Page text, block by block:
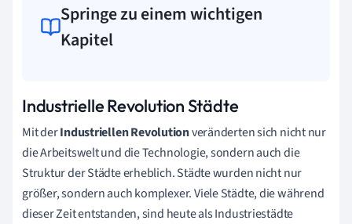
Springe zu einem wichtigen
Kapitel
Industrielle Revolution Städte
Mit derIndustriellen Revolutionveränderten sich nicht nur
die Arbeitswelt und die Technologie, sondern auch die
Struktur der Städte erheblich. Städte wurden nicht nur
größer, sondern auch komplexer. Viele Städte, die während
dieser Zeit entstanden, sind heute als Industriestädte